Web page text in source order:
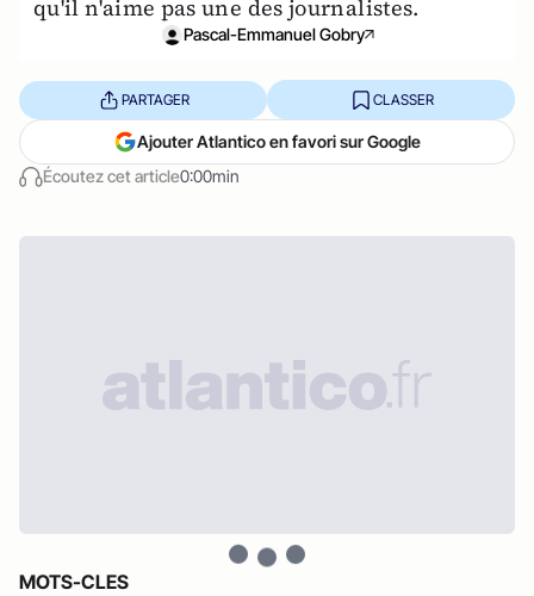
qu'il n'aime pas une des journalistes.
Pascal-Emmanuel Gobry
Écoutez cet article0:00min
PARTAGER CLASSER
Ajouter Atlantico en favori sur Google
MOTS-CLES